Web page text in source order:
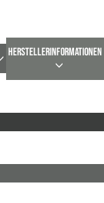
HERSTELLERINFORMATIONEN